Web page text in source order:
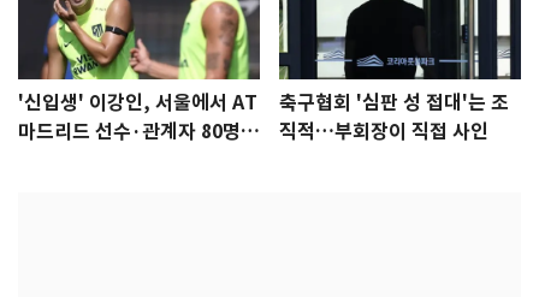
'신입생' 이강인, 서울에서 AT
마드리드 선수·관계자 80명
축구협회 '심판 성 접대'는 조
직적…부회장이 직접 사인